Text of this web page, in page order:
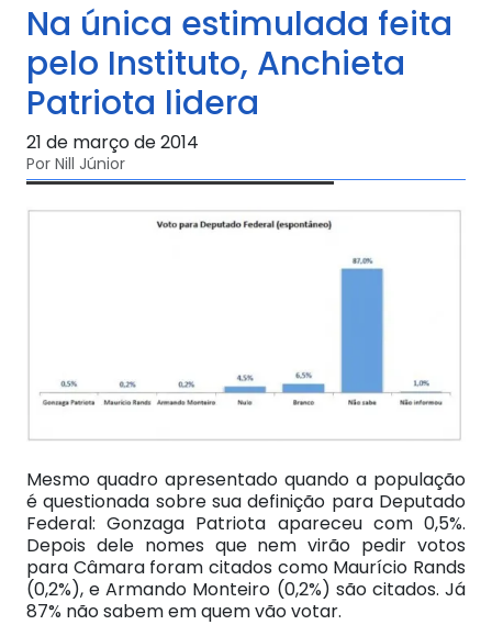
Na única estimulada feita
pelo Instituto, Anchieta
Patriota lidera
21 de março de 2014
Por Nill Júnior
Mesmo quadro apresentado quando a população
é questionada sobre sua definição para Deputado
Federal: Gonzaga Patriota apareceu com 0,5%.
Depois dele nomes que nem virão pedir votos
para Câmara foram citados como Maurício Rands
(0,2%), e Armando Monteiro (0,2%) são citados. Já
87% não sabem em quem vão votar.